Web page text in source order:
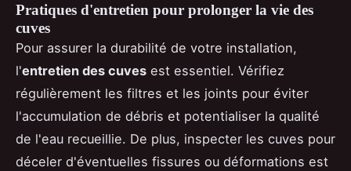
Pratiques d'entretien pour prolonger la vie des
cuves
Pour assurer la durabilité de votre installation,
l'entretien des cuves est essentiel. Vérifiez
régulièrement les filtres et les joints pour éviter
l'accumulation de débris et potentialiser la qualité
de l'eau recueillie. De plus, inspecter les cuves pour
déceler d'éventuelles fissures ou déformations est